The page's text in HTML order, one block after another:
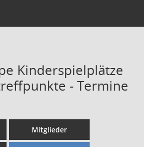
Kinderspielplätze
- Termine
Mitglieder